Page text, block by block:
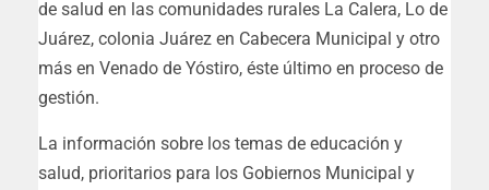
de salud en las comunidades rurales La Calera, Lo de
Juárez, colonia Juárez en Cabecera Municipal y otro
más en Venado de Yóstiro, éste último en proceso de
gestión.
La información sobre los temas de educación y
salud, prioritarios para los Gobiernos Municipal y